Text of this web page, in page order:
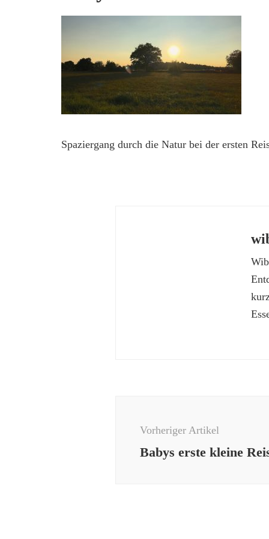
Spaziergang durch die Natur bei der ersten
Vorheriger Artikel
Babys erste kleine